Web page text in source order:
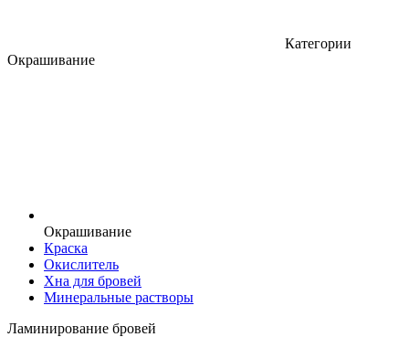
Категории
Окрашивание
Окрашивание
Краска
Окислитель
Хна для бровей
Минеральные растворы
Ламинирование бровей